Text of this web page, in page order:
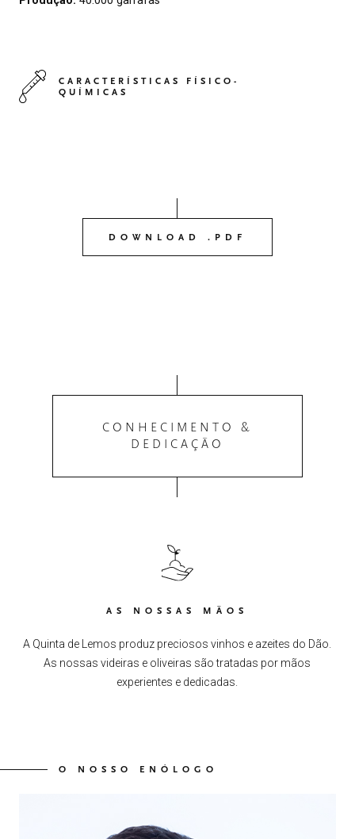
CARACTERÍSTICAS FÍSICO-
QUÍMICAS
DOWNLOAD .PDF
CONHECIMENTO &
DEDICAÇÃO
AS NOSSAS MÃOS
A Quinta de Lemos produz preciosos vinhos e azeites do Dão.
As nossas videiras e oliveiras são tratadas por mãos
experientes e dedicadas.
O NOSSO ENÓLOGO